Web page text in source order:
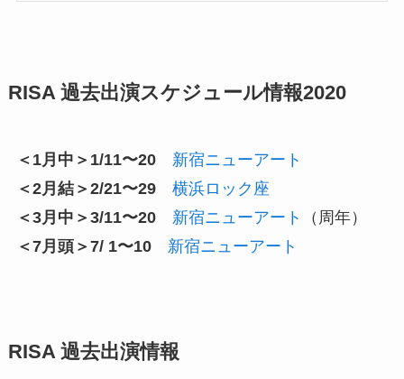
RISA 過去出演スケジュール情報2020
＜1月中＞1/11〜20
新宿ニューアート
＜2月結＞2/21〜29
横浜ロック座
＜3月中＞3/11〜20
新宿ニューアート
（周年）
＜7月頭＞7/ 1〜10
新宿ニューアート
RISA 過去出演情報